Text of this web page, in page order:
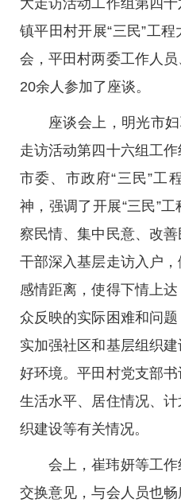
大走访活动工作组第四
镇平田村开展“三民”工
会，平田村两委工作人
20余人参加了座谈。
座谈会上，明光市
走访活动第四十六组工
市委、市政府“三民”工
神，强调了开展“三民”
察民情、集中民意、改
干部深入基层走访入户
感情距离，使得下情上
众反映的实际困难和问
实加强社区和基层组织
好环境。平田村党支部
生活水平、居住情况、
织建设等有关情况。
会上，崔玮妍等工
交换意见，与会人员也